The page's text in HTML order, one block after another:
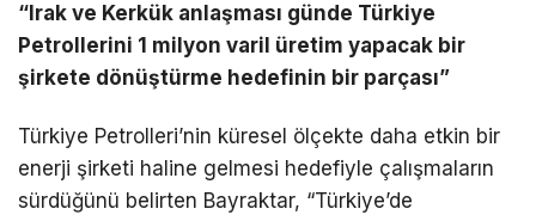
“Irak ve Kerkük anlaşması günde Türkiye
Petrollerini 1 milyon varil üretim yapacak bir
şirkete dönüştürme hedefinin bir parçası”
Türkiye Petrolleri’nin küresel ölçekte daha etkin bir
enerji şirketi haline gelmesi hedefiyle çalışmaların
sürdüğünü belirten Bayraktar, “Türkiye’de